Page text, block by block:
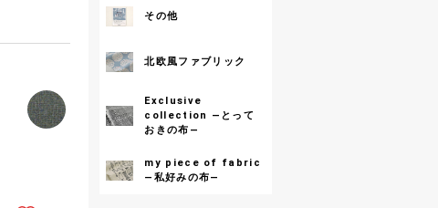
その他
北欧風ファブリック
Exclusive
collection ―とって
おきの布―
my piece of fabric
―私好みの布―